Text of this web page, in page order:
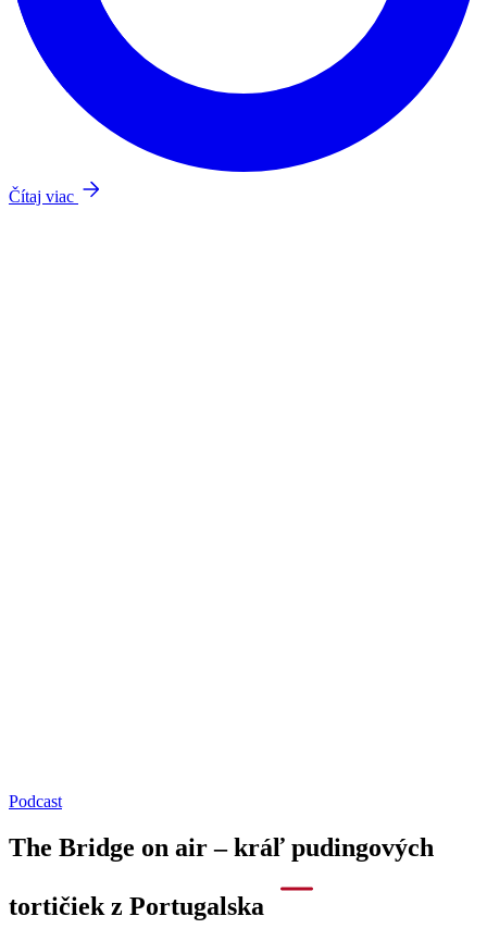
Čítaj viac
Podcast
The Bridge on air – kráľ pudingových
tortičiek z Portugalska